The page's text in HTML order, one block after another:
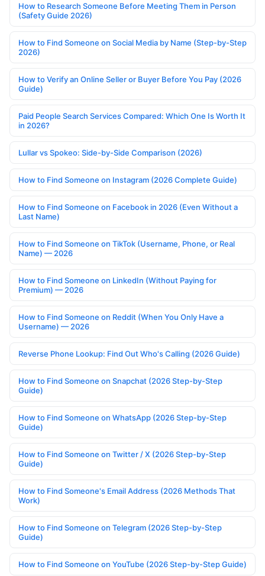
How to Research Someone Before Meeting Them in Person
(Safety Guide 2026)
How to Find Someone on Social Media by Name (Step-by-Step
2026)
How to Verify an Online Seller or Buyer Before You Pay (2026
Guide)
Paid People Search Services Compared: Which One Is Worth It
in 2026?
Lullar vs Spokeo: Side-by-Side Comparison (2026)
How to Find Someone on Instagram (2026 Complete Guide)
How to Find Someone on Facebook in 2026 (Even Without a
Last Name)
How to Find Someone on TikTok (Username, Phone, or Real
Name) — 2026
How to Find Someone on LinkedIn (Without Paying for
Premium) — 2026
How to Find Someone on Reddit (When You Only Have a
Username) — 2026
Reverse Phone Lookup: Find Out Who's Calling (2026 Guide)
How to Find Someone on Snapchat (2026 Step-by-Step
Guide)
How to Find Someone on WhatsApp (2026 Step-by-Step
Guide)
How to Find Someone on Twitter / X (2026 Step-by-Step
Guide)
How to Find Someone's Email Address (2026 Methods That
Work)
How to Find Someone on Telegram (2026 Step-by-Step
Guide)
How to Find Someone on YouTube (2026 Step-by-Step Guide)